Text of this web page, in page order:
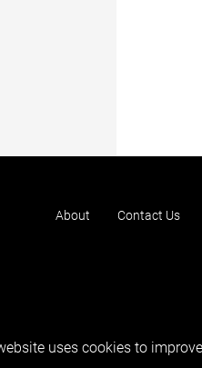
About Contact Us
uses cookies to